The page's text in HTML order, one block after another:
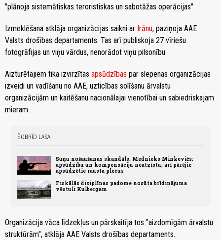
"plānoja sistemātiskas teroristiskas un sabotāžas operācijas".
Izmeklēšana atklāja organizācijas saikni ar Irānu, paziņoja AAE
Valsts drošības departaments. Tas arī publiskoja 27 vīriešu
fotogrāfijas un viņu vārdus, nenorādot viņu pilsonību.
Aizturētajiem tika izvirzītas apsūdzības par slepenas organizācijas
izveidi un vadīšanu no AAE, uzticības solīšanu ārvalstu
organizācijām un kaitēšanu nacionālajai vienotībai un sabiedriskajam
mieram.
ŠOBRĪD LASA
Suņu nošaušanas skandāls. Mednieks Minkevičs:
apsūdzību un kompensāciju neatzīstu; arī pārējie
apsūdzētie rausta plecus
Fiskālās disiplīnas padome nosūta brīdinājuma
vēstuli Kulbergam
Organizācija vāca līdzekļus un pārskaitīja tos "aizdomīgām ārvalstu
struktūrām", atklāja AAE Valsts drošības departaments.